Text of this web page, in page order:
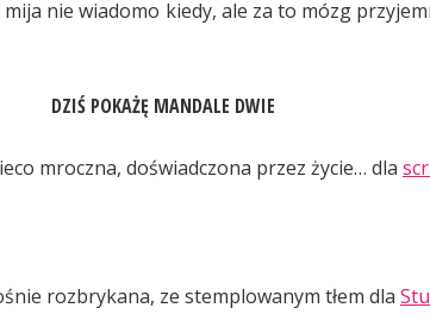
nie wiadomo kiedy, ale za to mózg
DZIŚ POKAŻĘ MANDALE DWIE
mroczna, doświadczona przez życie… dla
rozbrykana, ze stemplowanym tłem dla